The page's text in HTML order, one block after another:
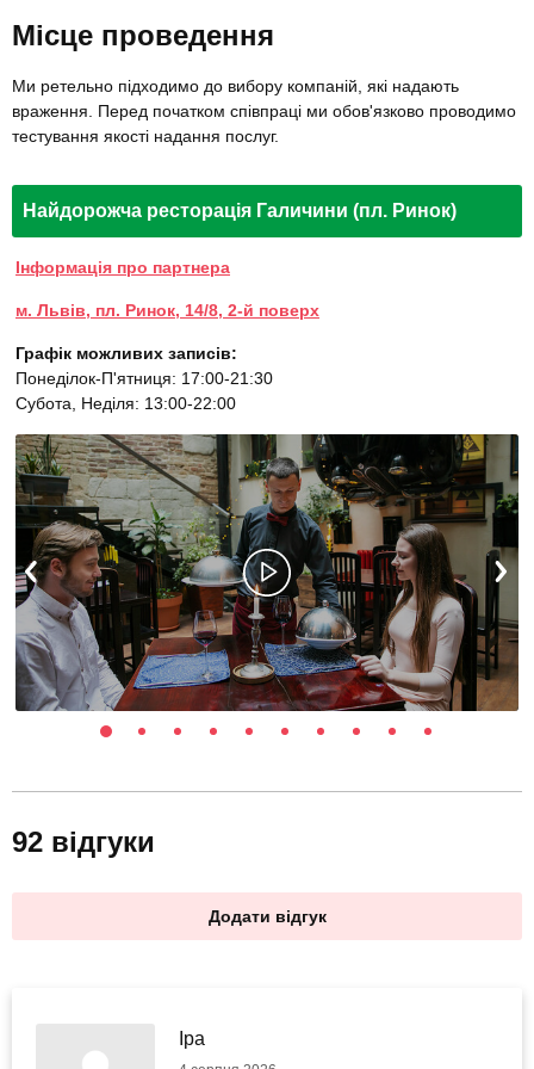
Місце проведення
Ми ретельно підходимо до вибору компаній, які надають
враження. Перед початком співпраці ми обов'язково проводимо
тестування якості надання послуг.
Найдорожча ресторація Галичини (пл. Ринок)
Інформація про партнера
м. Львів, пл. Ринок, 14/8, 2-й поверх
Графік можливих записів:
Понеділок-П'ятниця: 17:00-21:30
Субота, Неділя: 13:00-22:00
92 відгуки
Додати відгук
Іра